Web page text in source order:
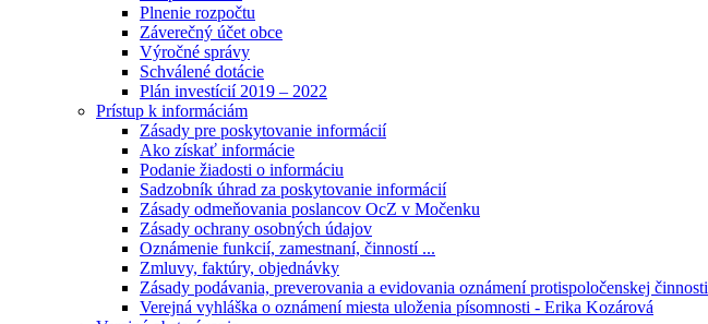
Plnenie rozpočtu
Záverečný účet obce
Výročné správy
Schválené dotácie
Plán investícií 2019 – 2022
Prístup k informáciám
Zásady pre poskytovanie informácií
Ako získať informácie
Podanie žiadosti o informáciu
Sadzobník úhrad za poskytovanie informácií
Zásady odmeňovania poslancov OcZ v Močenku
Zásady ochrany osobných údajov
Oznámenie funkcií, zamestnaní, činností ...
Zmluvy, faktúry, objednávky
Zásady podávania, preverovania a evidovania oznámení protispoločenskej činnosti
Verejná vyhláška o oznámení miesta uloženia písomnosti - Erika Kozárová